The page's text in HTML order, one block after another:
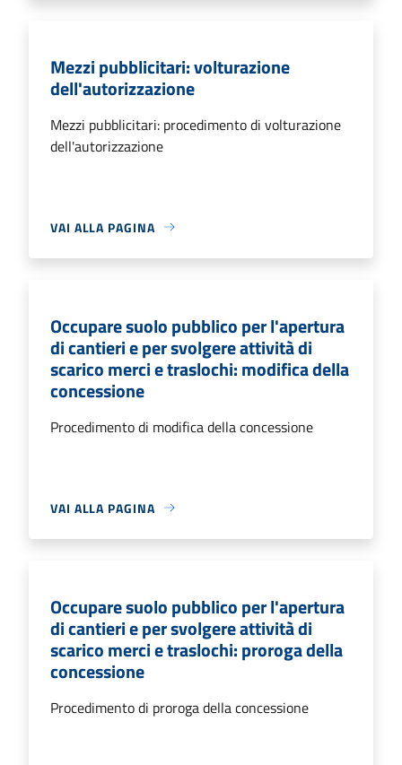
Mezzi pubblicitari: volturazione
dell'autorizzazione
Mezzi pubblicitari: procedimento di volturazione
dell'autorizzazione
VAI ALLA PAGINA
Occupare suolo pubblico per l'apertura
di cantieri e per svolgere attività di
scarico merci e traslochi: modifica della
concessione
Procedimento di modifica della concessione
VAI ALLA PAGINA
Occupare suolo pubblico per l'apertura
di cantieri e per svolgere attività di
scarico merci e traslochi: proroga della
concessione
Procedimento di proroga della concessione